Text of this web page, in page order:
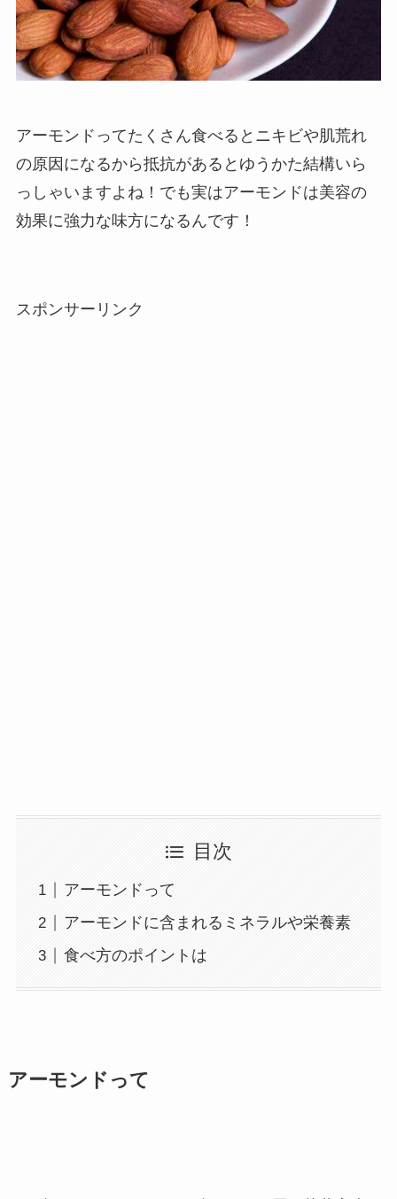
アーモンドってたくさん食べるとニキビや肌荒れ
の原因になるから抵抗があるとゆうかた結構いら
っしゃいますよね！でも実はアーモンドは美容の
効果に強力な味方になるんです！
スポンサーリンク
目次
アーモンドって
アーモンドに含まれるミネラルや栄養素
食べ方のポイントは
アーモンドって